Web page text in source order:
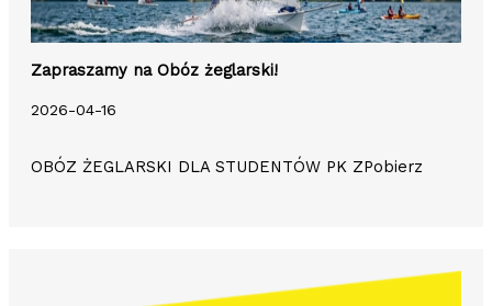
Zapraszamy na Obóz żeglarski!
2026-04-16
OBÓZ ŻEGLARSKI DLA STUDENTÓW PK ZPobierz